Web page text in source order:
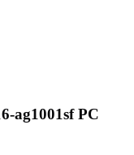
ag1001sf PC